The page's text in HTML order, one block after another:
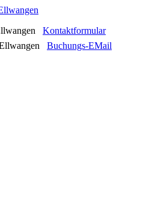
Kontaktformular
Buchungs-EMail